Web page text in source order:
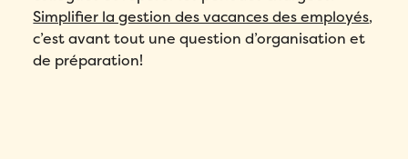
Simplifier la gestion des vacances des employés,
c’est avant tout une question d’organisation et
de préparation!